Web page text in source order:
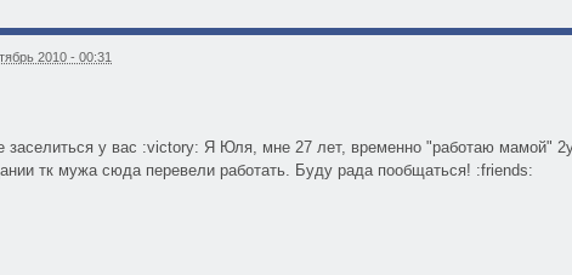
2010 - 00:31
заселиться у вас :victory: Я Юля, мне 27 лет, временно "работаю мамой"
тк мужа сюда перевели работать. Буду рада пообщаться! :friends: